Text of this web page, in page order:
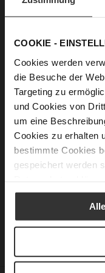
COOKIE -
Cookies werden
die Besuche der
Targeting zu
und Cookies von
um eine
Cookies zu erhalten
bestimmte Cookies
gespeichert werden
Passwort vergessen?
Neue Kunden
Ein Konto zu erstellen
gehen, mehr als eine